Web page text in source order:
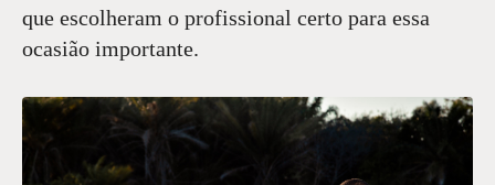
que escolheram o profissional certo para essa
ocasião importante.